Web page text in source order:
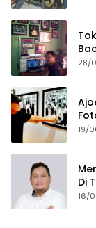
28/
19/
Di
16/